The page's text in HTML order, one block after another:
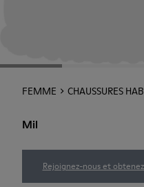
FEMME CHAUSSURES
Mil
Rejoignez-nous et